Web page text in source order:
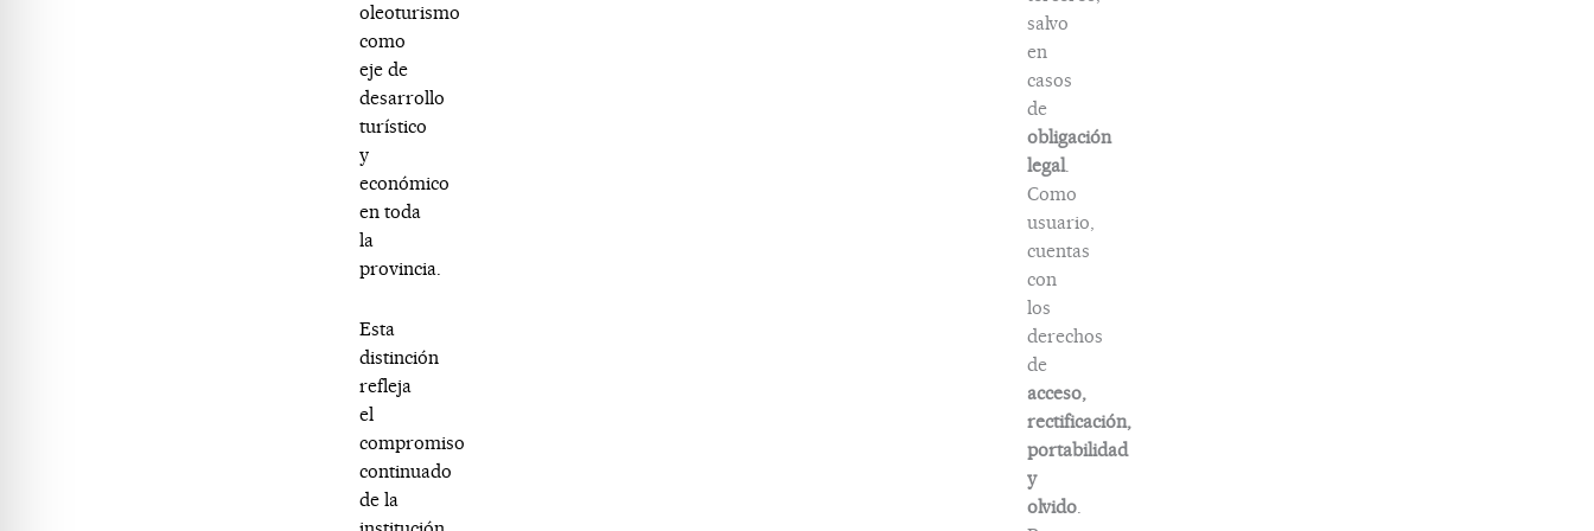
oleoturismo
como
eje de
desarrollo
turístico
y
económico
en toda
la
provincia.
Esta
distinción
refleja
el
compromiso
continuado
de la
salvo
en
casos
de
obligación
legal.
Como
usuario,
cuentas
con
los
derechos
de
acceso,
rectificación,
portabilidad
y
olvido.